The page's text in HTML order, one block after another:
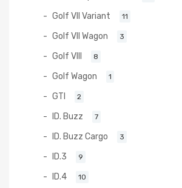
Golf VII Variant 11
Golf VII Wagon 3
Golf VIII 8
Golf Wagon 1
GTI 2
ID. Buzz 7
ID. Buzz Cargo 3
ID.3 9
ID.4 10